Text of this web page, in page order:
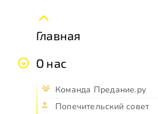
Главная
О нас
Команда Предание.ру
Попечительский совет